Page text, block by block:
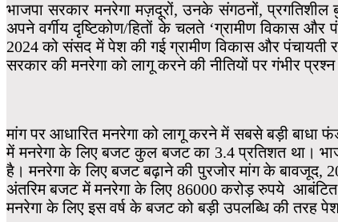
भाजपा सरकार मनरेगा मज़दूरों, उनके संगठनों, प्रगतिशील
अपने वर्गीय दृष्टिकोण/हितों के चलते ‘ग्रामीण विकास
2024 को संसद में पेश की गई ग्रामीण विकास और पंचायती
सरकार की मनरेगा को लागू करने की नीतियों पर गंभीर
मांग पर आधारित मनरेगा को लागू करने में सबसे बड़ी बाधा
में मनरेगा के लिए बजट कुल बजट का 3.4 प्रतिशत था।
है। मनरेगा के लिए बजट बढ़ाने की पुरजोर मांग के बावजूद,
अंतरिम बजट में मनरेगा के लिए 86000 करोड़ रुपये आबंटित
मनरेगा के लिए इस वर्ष के बजट को बड़ी उपलब्धि की तरह